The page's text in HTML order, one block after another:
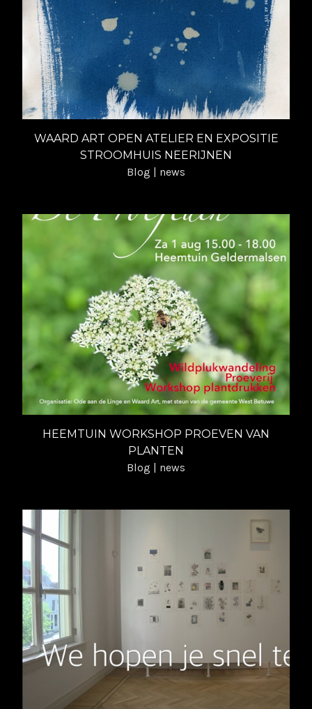
WAARD ART OPEN ATELIER EN EXPOSITIE
STROOMHUIS NEERIJNEN
Blog | news
HEEMTUIN WORKSHOP PROEVEN VAN
PLANTEN
Blog | news